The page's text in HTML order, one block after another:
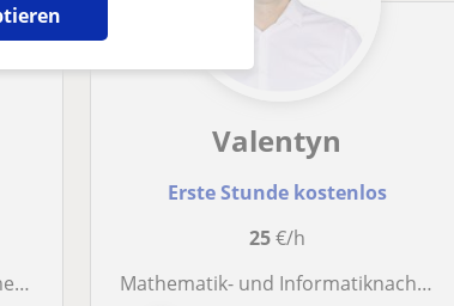
Valentyn
Erste Stunde kostenlos
25€/h
Mathematik- und Informatiknachhilfe für Oberstufe, Matura, Vorstudienlehrgänge und Studium